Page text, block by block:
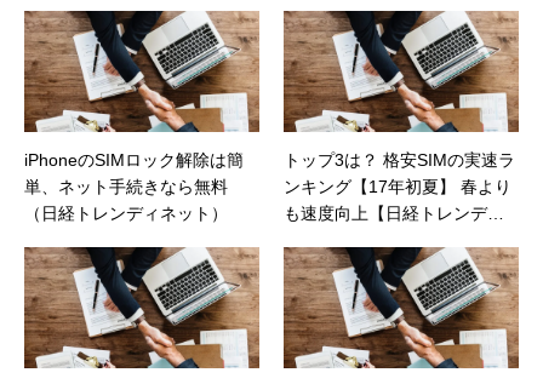
iPhoneのSIMロック解除は簡
単、ネット手続きなら無料
（日経トレンディネット）
トップ3は？ 格安SIMの実速ラ
ンキング【17年初夏】 春より
も速度向上【日経トレンディ